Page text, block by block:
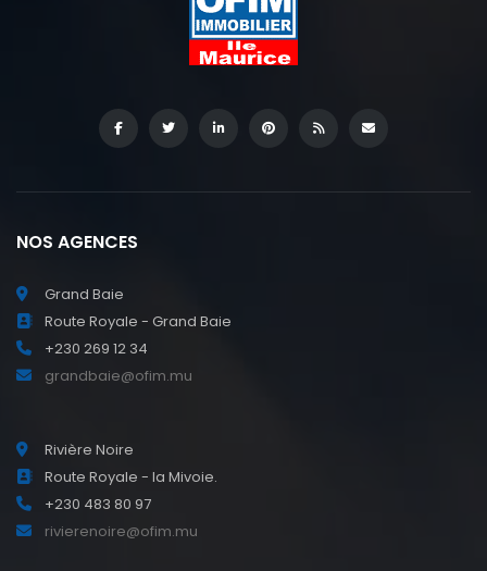
NOS AGENCES
Grand Baie
Route Royale - Grand Baie
+230 269 12 34
grandbaie@ofim.mu
Rivière Noire
Route Royale - la Mivoie.
+230 483 80 97
rivierenoire@ofim.mu